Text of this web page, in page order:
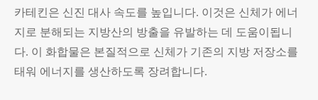
카테킨은 신진 대사 속도를 높입니다. 이것은 신체가 에너
지로 분해되는 지방산의 방출을 유발하는 데 도움이됩니
다. 이 화합물은 본질적으로 신체가 기존의 지방 저장소를
태워 에너지를 생산하도록 장려합니다.